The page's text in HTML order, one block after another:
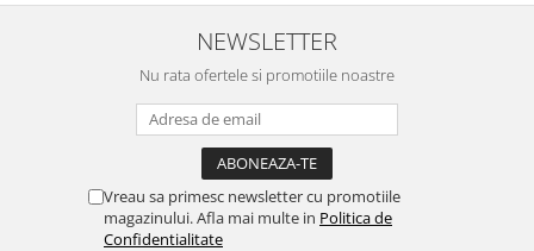
NEWSLETTER
Nu rata ofertele si promotiile noastre
Vreau sa primesc newsletter cu promotiile
magazinului. Afla mai multe in Politica de
Confidentialitate